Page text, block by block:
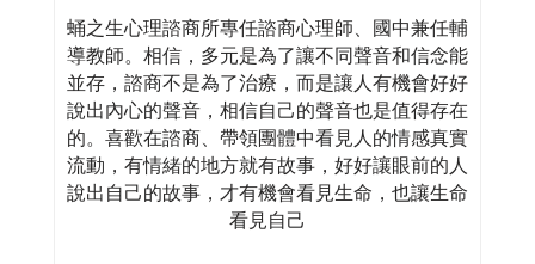
蛹之生心理諮商所專任諮商心理師、國中兼任輔
導教師。相信，多元是為了讓不同聲音和信念能
並存，諮商不是為了治療，而是讓人有機會好好
說出內心的聲音，相信自己的聲音也是值得存在
的。喜歡在諮商、帶領團體中看見人的情感真實
流動，有情緒的地方就有故事，好好讓眼前的人
說出自己的故事，才有機會看見生命，也讓生命
看見自己